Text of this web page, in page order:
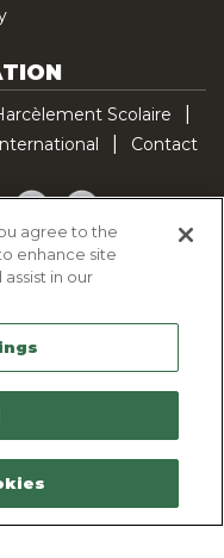
Scolaire
Contact
YouTubePinterestTikTok
agree to the
enhance site
in our